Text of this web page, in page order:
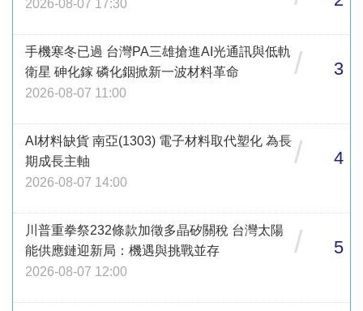
2026-08-07 17:30
手機寒冬已過 台灣PA三雄搶進AI光通訊與低軌
衛星 砷化鎵 磷化銦掀新一波材料革命
2026-08-07 11:00
/ 3
AI材料缺貨 南亞(1303) 電子材料取代塑化 為長
期成長主軸
2026-08-07 14:00
/ 4
川普重拳祭232條款加徵多晶矽關稅 台灣太陽
能供應鏈迎新局：機遇與挑戰並存
2026-08-07 12:00
/ 5